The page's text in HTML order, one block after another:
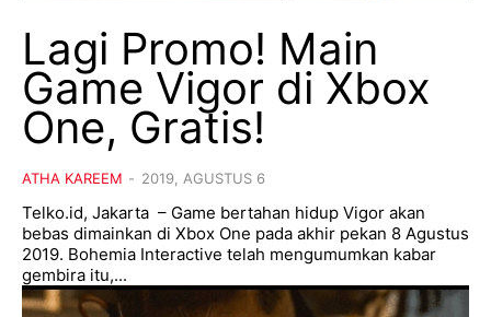
Lagi Promo! Main
Game Vigor di Xbox
One, Gratis!
ATHA KAREEM - 2019, AGUSTUS 6
Telko.id, Jakarta – Game bertahan hidup Vigor akan
bebas dimainkan di Xbox One pada akhir pekan 8 Agustus
2019. Bohemia Interactive telah mengumumkan kabar
gembira itu,...